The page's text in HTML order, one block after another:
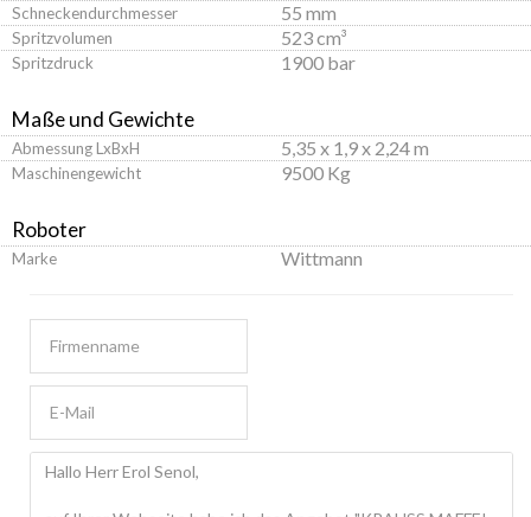
Schneckendurchmesser 55 mm
Spritzvolumen 523 cm³
Spritzdruck 1900 bar
Maße und Gewichte
Abmessung LxBxH 5,35 x 1,9 x 2,24 m
Maschinengewicht 9500 Kg
Roboter
Marke Wittmann